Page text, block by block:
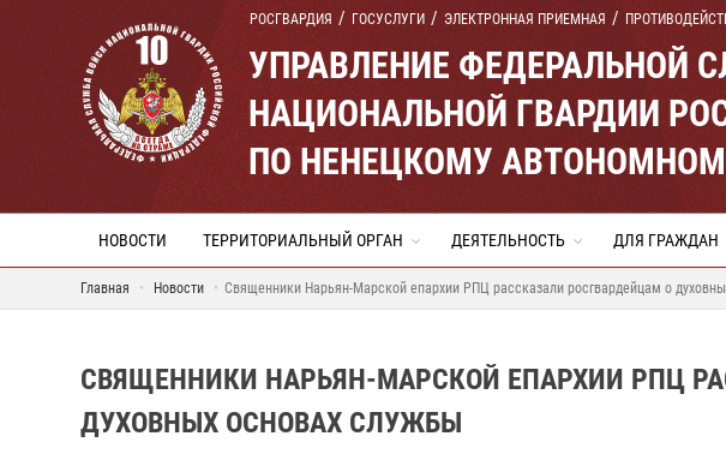
РОСГВАРДИЯ ГОСУСЛУГИ ЭЛЕКТРОННАЯ ПРИЕМНАЯ
УПРАВЛЕНИЕ ФЕДЕРАЛЬНОЙ
НАЦИОНАЛЬНОЙ ГВАРДИИ
ПО НЕНЕЦКОМУ
НОВОСТИ ТЕРРИТОРИАЛЬНЫЙ ОРГАН ДЕЯТЕЛЬНОСТЬ ДЛЯ ГРАЖДАН
Главная Новости Священники Нарьян-Марской епархии РПЦ рассказали росгвардейцам о
СВЯЩЕННИКИ НАРЬЯН-МАРСКОЙ ЕПАРХИИ РПЦ
ДУХОВНЫХ ОСНОВАХ СЛУЖБЫ